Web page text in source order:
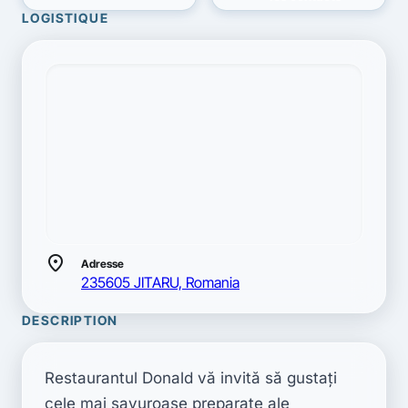
LOGISTIQUE
location_on Adresse
235605 JITARU, Romania
DESCRIPTION
Restaurantul Donald vă invită să gustaţi
cele mai savuroase preparate ale